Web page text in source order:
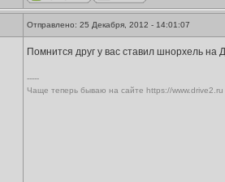
Отправлено: 25 Декабря, 2012 - 14:01:07
Помнится друг у вас ставил шнорхель на
-----
Чаще теперь бываю на сайте https://www.drive2.ru